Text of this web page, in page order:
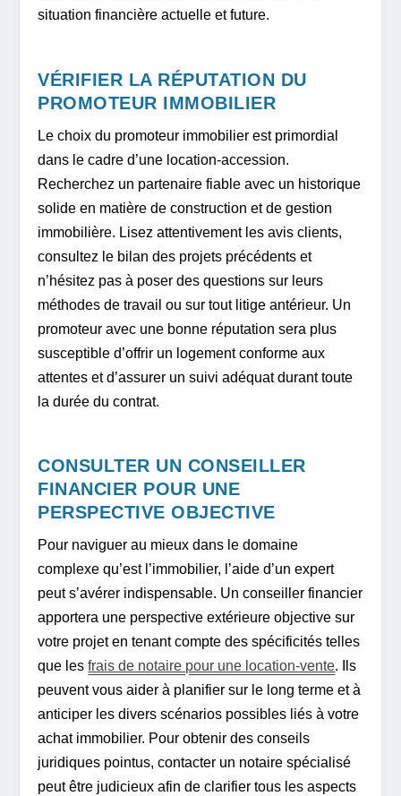
situation financière actuelle et future.
VÉRIFIER LA RÉPUTATION DU
PROMOTEUR IMMOBILIER
Le choix du promoteur immobilier est primordial
dans le cadre d’une location-accession.
Recherchez un partenaire fiable avec un historique
solide en matière de construction et de gestion
immobilière. Lisez attentivement les avis clients,
consultez le bilan des projets précédents et
n’hésitez pas à poser des questions sur leurs
méthodes de travail ou sur tout litige antérieur. Un
promoteur avec une bonne réputation sera plus
susceptible d’offrir un logement conforme aux
attentes et d’assurer un suivi adéquat durant toute
la durée du contrat.
CONSULTER UN CONSEILLER
FINANCIER POUR UNE
PERSPECTIVE OBJECTIVE
Pour naviguer au mieux dans le domaine
complexe qu’est l’immobilier, l’aide d’un expert
peut s’avérer indispensable. Un conseiller financier
apportera une perspective extérieure objective sur
votre projet en tenant compte des spécificités telles
que lesfrais de notaire pour une location-vente. Ils
peuvent vous aider à planifier sur le long terme et à
anticiper les divers scénarios possibles liés à votre
achat immobilier. Pour obtenir des conseils
juridiques pointus, contacter un notaire spécialisé
peut être judicieux afin de clarifier tous les aspects